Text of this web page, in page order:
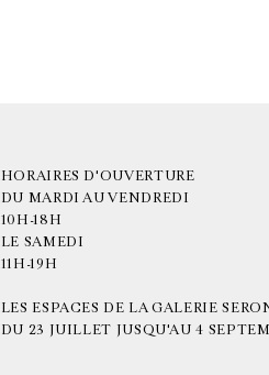
HORAIRES D'OUVERTURE
DU MARDI AU VENDREDI
10H-18H
LE SAMEDI
11H-19H
LES ESPACES DE LA GALERIE
DU 23 JUILLET JUSQU'AU 4